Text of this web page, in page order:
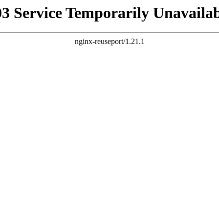
Service Temporarily
nginx-reuseport/1.21.1